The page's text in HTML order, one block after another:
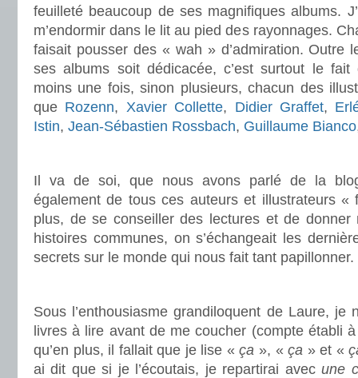
feuilleté beaucoup de ses magnifiques albums.
m’endormir dans le lit au pied des rayonnages.
faisait pousser des « wah » d’admiration. Outre
ses albums soit dédicacée, c’est surtout le fait
moins une fois, sinon plusieurs, chacun des
que Rozenn, Xavier Collette, Didier Graffet,
Istin, Jean-Sébastien Rossbach, Guillaume Bianco
Il va de soi, que nous avons parlé de la
également de tous ces auteurs et illustrateurs «
plus, de se conseiller des lectures et de donner
histoires communes, on s’échangeait les
secrets sur le monde qui nous fait tant papillonner.
Sous l’enthousiasme grandiloquent de Laure, je
livres à lire avant de me coucher (compte établi
qu’en plus, il fallait que je lise « ça », «ça » et «
ai dit que si je l’écoutais, je repartirai avecune